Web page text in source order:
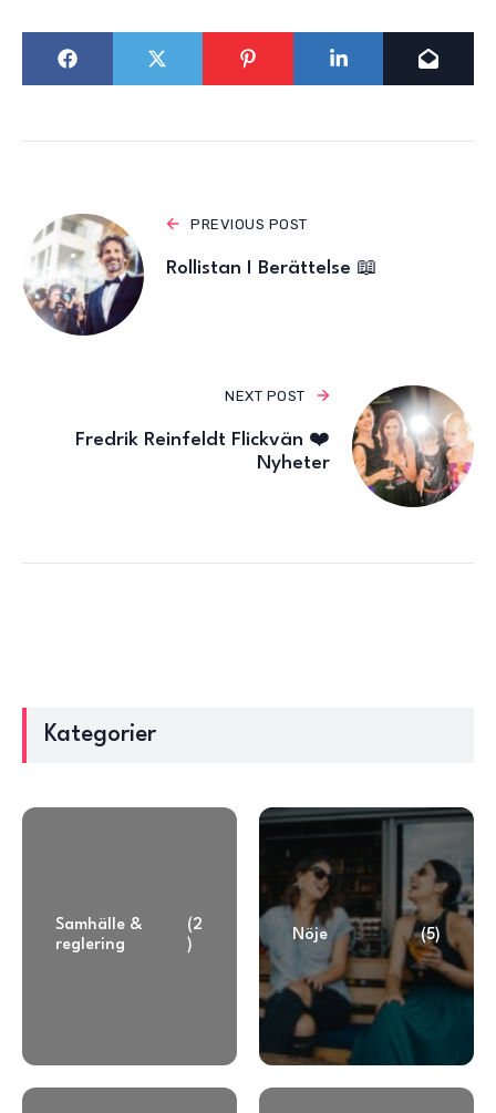
PREVIOUS POST
Rollistan I Berättelse 📖
NEXT POST
Fredrik Reinfeldt Flickvän ❤️
Nyheter
Kategorier
Samhälle &
reglering
(2
)
Nöje (5)